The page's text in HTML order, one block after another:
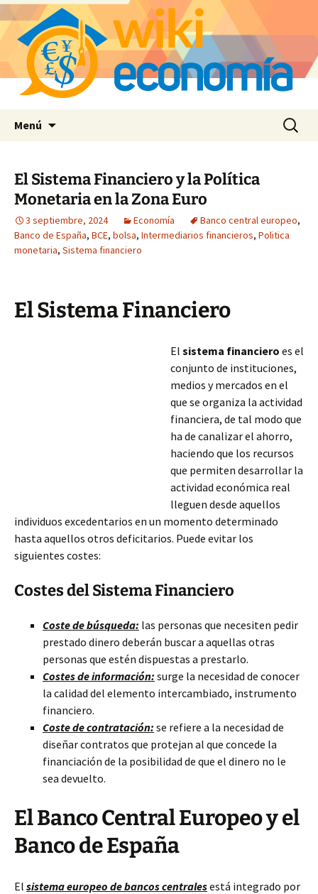
Menú Buscar:
El Sistema Financiero y la Política
Monetaria en la Zona Euro
3 septiembre, 2024 Economía Banco central europeo,
Banco de España, BCE, bolsa, Intermediarios financieros, Politica
monetaria, Sistema financiero
El Sistema Financiero
El sistema financiero es el
conjunto de instituciones,
medios y mercados en el
que se organiza la actividad
financiera, de tal modo que
ha de canalizar el ahorro,
haciendo que los recursos
que permiten desarrollar la
actividad económica real
lleguen desde aquellos
individuos excedentarios en un momento determinado
hasta aquellos otros deficitarios. Puede evitar los
siguientes costes:
Costes del Sistema Financiero
Coste de búsqueda: las personas que necesiten pedir
prestado dinero deberán buscar a aquellas otras
personas que estén dispuestas a prestarlo.
Costes de información: surge la necesidad de conocer
la calidad del elemento intercambiado, instrumento
financiero.
Coste de contratación: se refiere a la necesidad de
diseñar contratos que protejan al que concede la
financiación de la posibilidad de que el dinero no le
sea devuelto.
El Banco Central Europeo y el
Banco de España
El sistema europeo de bancos centralesestá integrado por